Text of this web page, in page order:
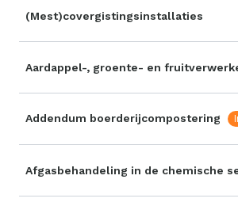
(Mest)covergistingsinstallaties
Aardappel-, groente- en
Addendum boerderijcompostering
Afgasbehandeling in de chemische